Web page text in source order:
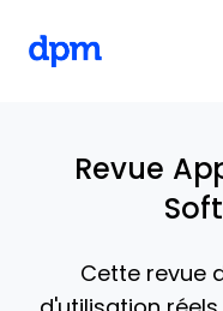
Revue
Cette revue